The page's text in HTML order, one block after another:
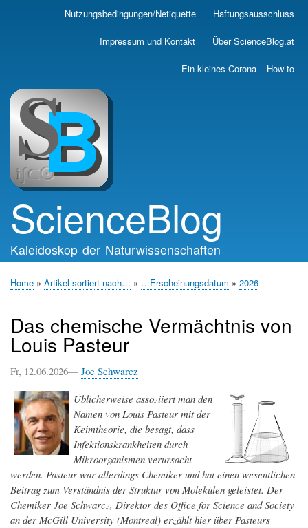
Skip
main
Nutzungsbedingungen/Netiquette Haftungsausschluss
Impressum und Kontakt Über ScienceBlog.at
Ein kleines Corona – How-to
ScienceBlog
Kaleidoskop der Naturwissenschaften
Home Artikel sortiert nach… …Erscheinungsdatum 2026
Das chemische Vermächtnis von
Louis Pasteur
Fr, 12.06.2026— Joe Schwarcz
Üblicherweise assoziiert man den
Namen von Louis Pasteur mit der
Keimtheorie, die besagt, dass
Infektionskrankheiten durch
Mikroorganismen verursacht
werden. Pasteur war allerdings Chemiker und hat einen wesentlichen
Beitrag zum Verständnis der Struktur von Molekülen geleistet. Der
Chemiker Joe Schwarcz, Direktor des Office for Science and Society
an der McGill University (Montreal) erzählt hier über Pasteurs